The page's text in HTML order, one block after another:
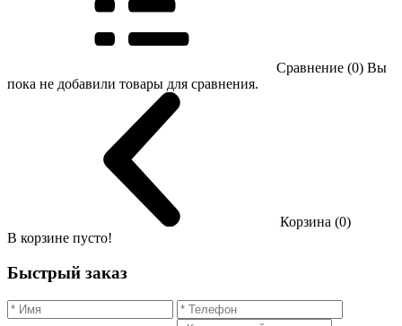
Сравнение (0) Вы
пока не добавили товары для сравнения.
Корзина (0)
В корзине пусто!
Быстрый заказ